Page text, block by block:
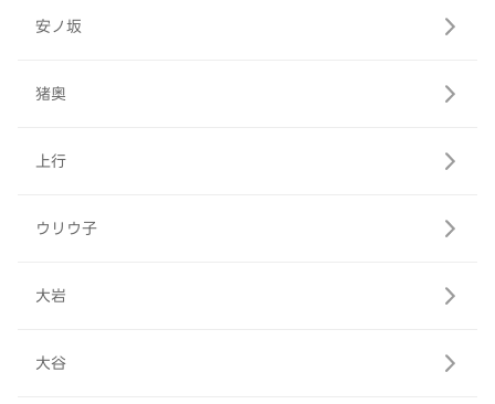
安ノ坂
猪奥
上行
ウリウ子
大岩
大谷